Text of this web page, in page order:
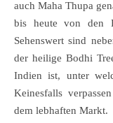
auch Maha Thupa
bis heute von den
Sehenswert sind
der heilige Bodhi
Indien ist, unter
Keinesfalls
dem lebhaften Markt.